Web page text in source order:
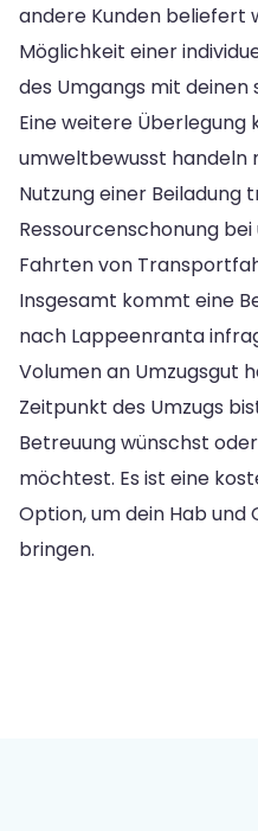
andere Kunden beliefert
Möglichkeit einer
des Umgangs mit deinen
Eine weitere Überlegung
umweltbewusst handeln
Nutzung einer Beiladung
Ressourcenschonung
Fahrten von
Insgesamt kommt eine
nach Lappeenranta
Volumen an Umzugsgut
Zeitpunkt des Umzugs
Betreuung wünschst
möchtest. Es ist eine
Option, um dein Hab und
bringen.